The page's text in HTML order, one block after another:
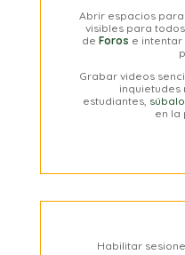
Abrir espacios
visibles para
de Foros e intentar
Grabar videos
inquietudes
estudiantes,
en la
Habilitar